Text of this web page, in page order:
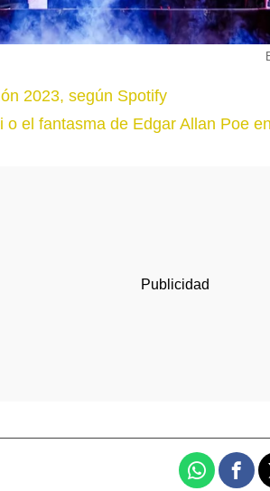
2023, según Spotify
el fantasma de Edgar Allan Poe
Whatsapp